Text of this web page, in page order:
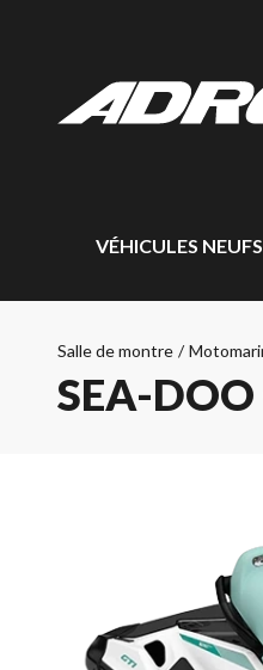
VÉHICULES NEUFS
Salle de montre /
SEA-